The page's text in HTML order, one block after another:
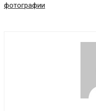
фотографии